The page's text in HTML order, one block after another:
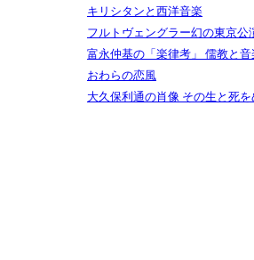
キリシタンと西洋音楽
フルトヴェングラー幻の東京公
富永仲基の「楽律考」 儒教と
おわらの恋風
大久保利通の肖像 その生と死